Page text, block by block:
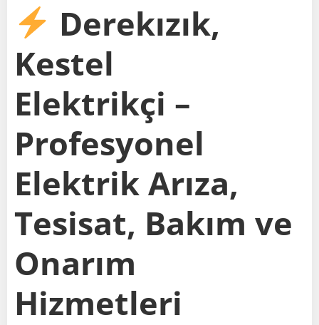
Derekızık,
Kestel
Elektrikçi –
Profesyonel
Elektrik Arıza,
Tesisat, Bakım ve
Onarım
Hizmetleri